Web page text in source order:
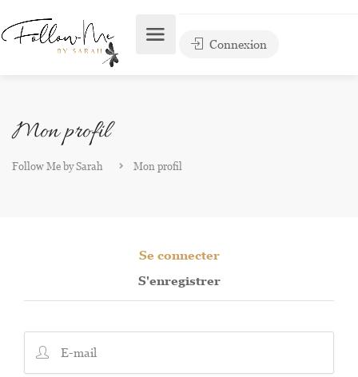
Connexion
Mon profil
Follow Me by Sarah Mon profil
Se connecter
S'enregistrer